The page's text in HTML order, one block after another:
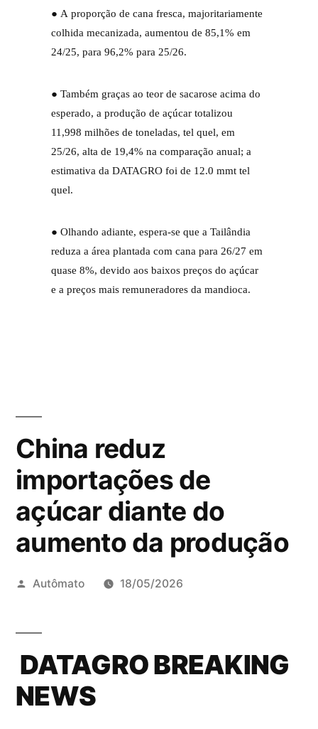
● A proporção de cana fresca, majoritariamente
colhida mecanizada, aumentou de 85,1% em
24/25, para 96,2% para 25/26.
● Também graças ao teor de sacarose acima do
esperado, a produção de açúcar totalizou
11,998 milhões de toneladas, tel quel, em
25/26, alta de 19,4% na comparação anual; a
estimativa da DATAGRO foi de 12.0 mmt tel
quel.
● Olhando adiante, espera-se que a Tailândia
reduza a área plantada com cana para 26/27 em
quase 8%, devido aos baixos preços do açúcar
e a preços mais remuneradores da mandioca.
China reduz
importações de
açúcar diante do
aumento da produção
Publicado
Autômato 18/05/2026
DATAGRO BREAKING
NEWS